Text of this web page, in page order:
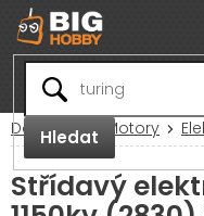
Přejít
na
obsah
Hledat
Domů RC Motory
Střídavý